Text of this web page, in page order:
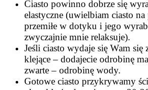
Ciasto powinno dobrze się
elastyczne (uwielbiam ciasto
przemiłe w dotyku i jego
zwyczajnie mnie relaksuje).
Jeśli ciasto wydaje się Wam się
klejące – dodajecie odrobinę
zwarte – odrobinę wody.
Gotowe ciasto przykrywamy